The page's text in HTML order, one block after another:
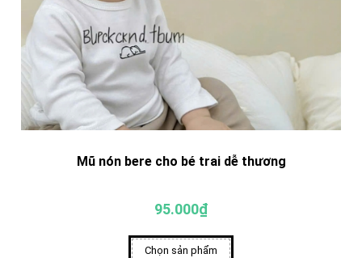
Mũ nón bere cho bé trai dễ thương
95.000₫
Chọn sản phẩm